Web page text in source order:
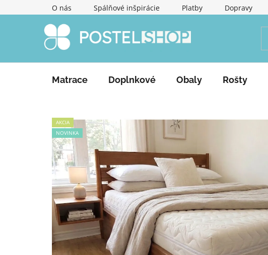
na
O nás Spálňové inšpirácie Platby Dopravy
Matrace Doplnkové Obaly Rošty
AKCIA
NOVINKA